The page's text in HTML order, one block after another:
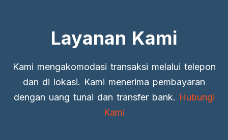
Layanan Kami
Kami mengakomodasi transaksi melalui telepon
dan di lokasi. Kami menerima pembayaran
dengan uang tunai dan transfer bank. Hubungi
Kami